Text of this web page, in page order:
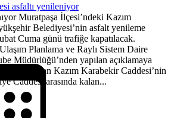
asfaltı yenileniyor
Muratpaşa İlçesi’ndeki Kazım
Belediyesi’nin asfalt yenileme
Cuma günü trafiğe kapatılacak.
Planlama ve Raylı Sistem Daire
Müdürlüğü’nden yapılan açıklamaya
yer alan Kazım Karabekir Caddesi’nin
Caddesi arasında kalan...